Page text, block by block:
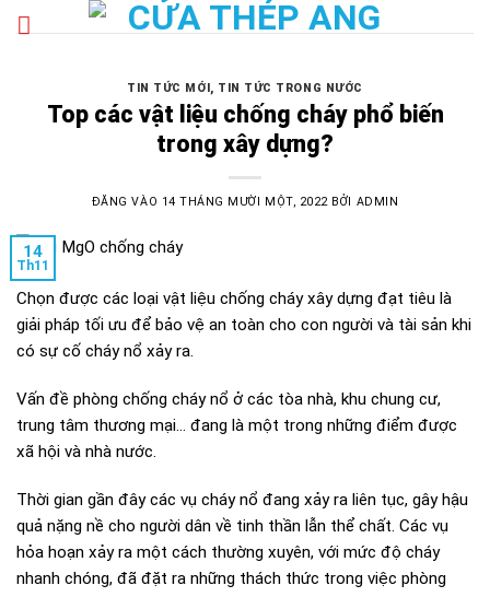
Bỏ
qua
TIN TỨC MỚI, TIN TỨC TRONG NƯỚC
Top các vật liệu chống cháy phổ biến
trong xây dựng?
ĐĂNG VÀO 14 THÁNG MƯỜI MỘT, 2022 BỞI ADMIN
14
Th11
Chọn được các loại vật liệu chống cháy xây dựng đạt tiêu là
giải pháp tối ưu để bảo vệ an toàn cho con người và tài sản khi
có sự cố cháy nổ xảy ra.
Vấn đề phòng chống cháy nổ ở các tòa nhà, khu chung cư,
trung tâm thương mại… đang là một trong những điểm được
xã hội và nhà nước.
Thời gian gần đây các vụ cháy nổ đang xảy ra liên tục, gây hậu
quả nặng nề cho người dân về tinh thần lẫn thể chất. Các vụ
hỏa hoạn xảy ra một cách thường xuyên, với mức độ cháy
nhanh chóng, đã đặt ra những thách thức trong việc phòng